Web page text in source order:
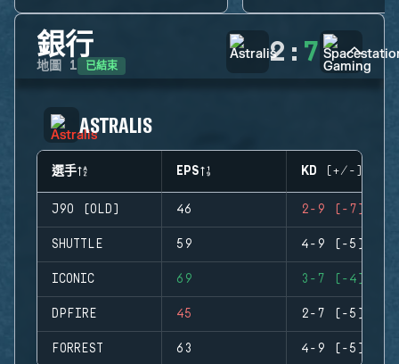
銀行
地圖 1 已結束 2 : 7
ASTRALIS
選手 EPS KD (+/-)
J9O (OLD) 46 2-9 (-7)
SHUTTLE 59 4-9 (-5)
ICONIC 69 3-7 (-4)
DPFIRE 45 2-7 (-5)
FORREST 63 4-9 (-5)